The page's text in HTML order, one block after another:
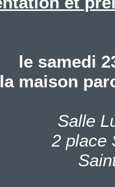
le samedi
maison
Salle
2 place